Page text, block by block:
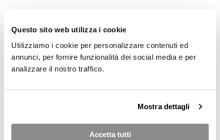
Questo sito web utilizza i cookie
Utilizziamo i cookie per personalizzare contenuti ed
annunci, per fornire funzionalità dei social media e per
analizzare il nostro traffico.
Mostra dettagli
Accetta tutti